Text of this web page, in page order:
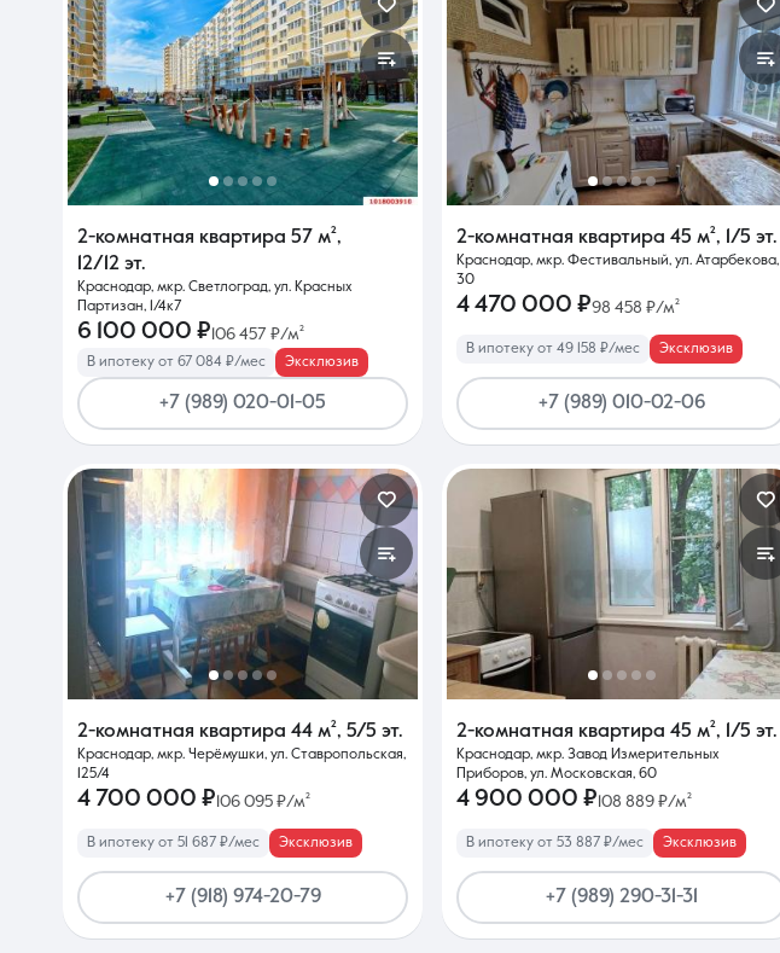
2-комнатная квартира 57 м²,
12/12 эт.
Краснодар, мкр. Светлоград, ул. Красных
Партизан, 1/4к7
6 100 000 ₽106 457 ₽/м²
В ипотеку от 67 084 ₽/мес Эксклюзив
+7 (989) 020-01-05
2-комнатная квартира 45 м², 1/5 эт.
Краснодар, мкр. Фестивальный, ул. Атарбекова,
30
4 470 000 ₽98 458 ₽/м²
В ипотеку от 49 158 ₽/мес Эксклюзив
+7 (989) 010-02-06
2-комнатная квартира 44 м², 5/5 эт.
Краснодар, мкр. Черёмушки, ул. Ставропольская,
125/4
4 700 000 ₽ 106 095 ₽/м²
В ипотеку от 51 687 ₽/мес Эксклюзив
+7 (918) 974-20-79
2-комнатная квартира 45 м², 1/5 эт.
Краснодар, мкр. Завод Измерительных
Приборов, ул. Московская, 60
4 900 000 ₽ 108 889 ₽/м²
В ипотеку от 53 887 ₽/мес Эксклюзив
+7 (989) 290-31-31